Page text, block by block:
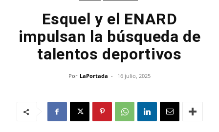
Esquel y el ENARD
impulsan la búsqueda de
talentos deportivos
Por LaPortada - 16 julio, 2025